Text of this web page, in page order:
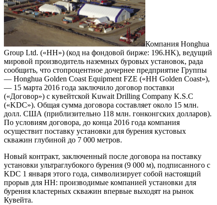
Компания Honghua
Group Ltd. («HH») (код на фондовой бирже: 196.HK), ведущий
мировой производитель наземных буровых установок, рада
сообщить, что стопроцентное дочернее предприятие Группы
— Honghua Golden Coast Equipment FZE («HH Golden Coast»),
— 15 марта 2016 года заключило договор поставки
(«Договор») с кувейтской Kuwait Drilling Company K.S.C
(«KDC»). Общая сумма договора составляет около 15 млн.
долл. США (приблизительно 118 млн. гонконгских долларов).
По условиям договора, до конца 2016 года компания
осуществит поставку установки для бурения кустовых
скважин глубиной до 7 000 метров.
Новый контракт, заключенный после договора на поставку
установки ультраглубокого бурения (9 000 м), подписанного с
KDC 1 января этого года, символизирует собой настоящий
прорыв для НН: производимые компанией установки для
бурения кластерных скважин впервые выходят на рынок
Кувейта.